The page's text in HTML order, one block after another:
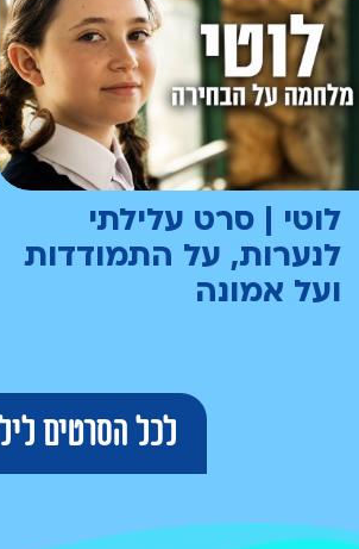
לוטי | סרט עלילתי
לנערות, על התמודדות
ועל אמונה
לכל הסרטים